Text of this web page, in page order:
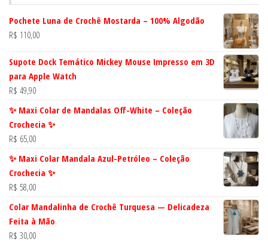
Pochete Luna de Crochê Mostarda – 100% Algodão
R$ 110,00
Supote Dock Temático Mickey Mouse Impresso em 3D
para Apple Watch
R$ 49,90
✨ Maxi Colar de Mandalas Off-White – Coleção
Crochecia ✨
R$ 65,00
✨ Maxi Colar Mandala Azul-Petróleo – Coleção
Crochecia ✨
R$ 58,00
Colar Mandalinha de Crochê Turquesa — Delicadeza
Feita à Mão
R$ 30,00